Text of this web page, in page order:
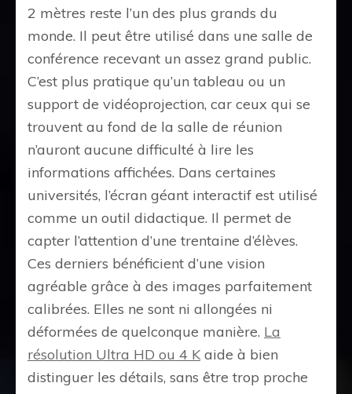
2 mètres reste l’un des plus grands du
monde. Il peut être utilisé dans une salle de
conférence recevant un assez grand public.
C’est plus pratique qu’un tableau ou un
support de vidéoprojection, car ceux qui se
trouvent au fond de la salle de réunion
n’auront aucune difficulté à lire les
informations affichées. Dans certaines
universités, l’écran géant interactif est utilisé
comme un outil didactique. Il permet de
capter l’attention d’une trentaine d’élèves.
Ces derniers bénéficient d’une vision
agréable grâce à des images parfaitement
calibrées. Elles ne sont ni allongées ni
déformées de quelconque manière. La
résolution Ultra HD ou 4 Kaide à bien
distinguer les détails, sans être trop proche